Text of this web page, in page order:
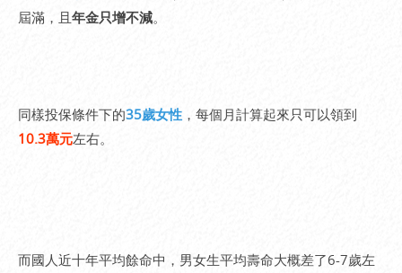
屆滿，且年金只增不減。
同樣投保條件下的35歲女性 ，每個月計算起來只可以領到
10.3萬元左右。
而國人近十年平均餘命中，男女生平均壽命大概差了6-7歲左